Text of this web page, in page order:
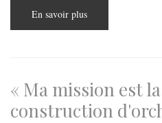
En savoir plus
envie
unique ?
« Ma mission est
construction